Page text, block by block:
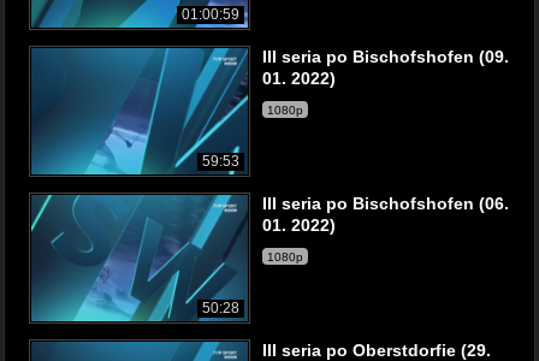
01:00:59
59:53
III seria po Bischofshofen (09.
01. 2022)
1080p
50:28
III seria po Bischofshofen (06.
01. 2022)
1080p
III seria po Oberstdorfie (29.